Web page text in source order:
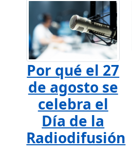
Por qué el 27
de agosto se
celebra el
Día de la
Radiodifusión